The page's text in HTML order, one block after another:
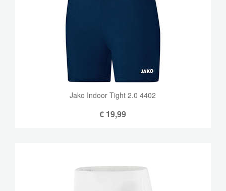
Jako Indoor Tight 2.0 4402
€ 19,99